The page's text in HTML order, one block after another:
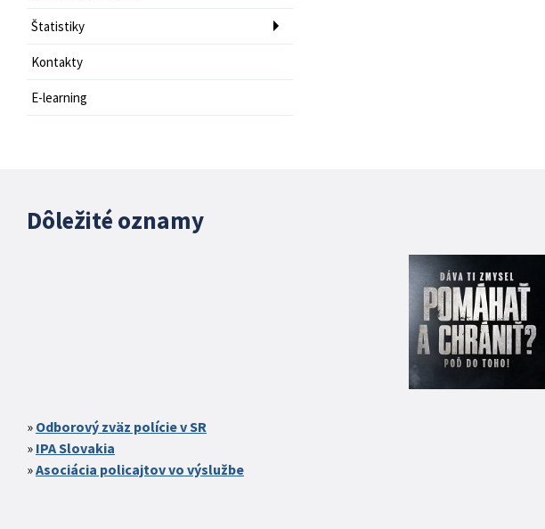
Štatistiky
Kontakty
E-learning
Dôležité oznamy
Odborový zväz polície v SR
IPA Slovakia
Asociácia policajtov vo výslužbe